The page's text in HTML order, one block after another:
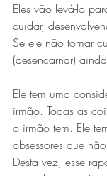
Eles vão levá-lo
cuidar,
Se ele não tomar
(desencarnar)
Ele tem uma
irmão. Todas as
o irmão tem. Ele
obsessores que
Desta vez, esse